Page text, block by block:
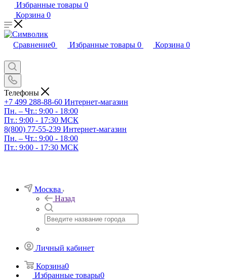
Избранные товары 0
Корзина 0
Сравнение0 Избранные товары 0 Корзина 0
Телефоны
+7 499 288-88-60 Интернет-магазин
Пн. – Чт.: 9:00 - 18:00
Пт.: 9:00 - 17:30 МСК
8(800) 77-55-239 Интернет-магазин
Пн. – Чт.: 9:00 - 18:00
Пт.: 9:00 - 17:30 МСК
Москва
Назад
Личный кабинет
Корзина0
Избранные товары0